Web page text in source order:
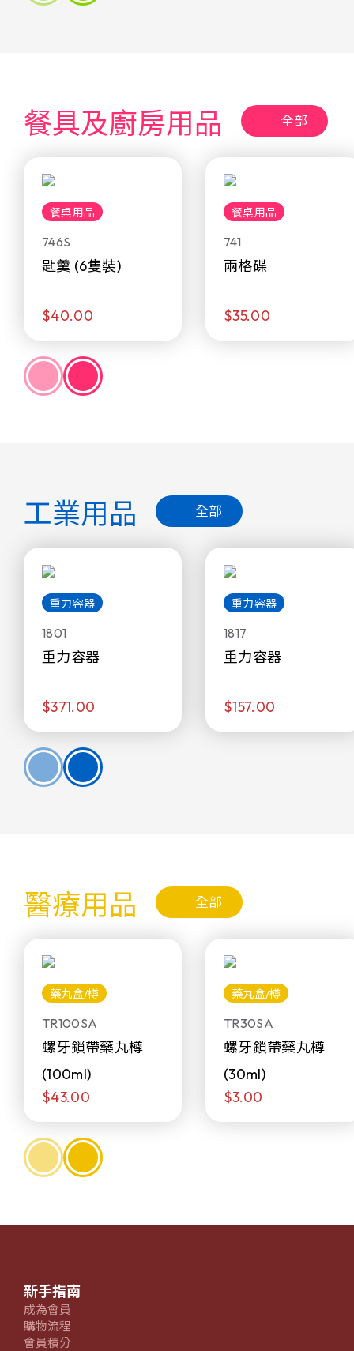
餐具及廚房用品 全部
餐桌用品
746S
匙羹 (6隻裝)
$40.00
餐桌用品
741
兩格碟
$35.00
工業用品 全部
重力容器
1801
重力容器
$371.00
重力容器
1817
重力容器
$157.00
醫療用品 全部
藥丸盒/樽
TR100SA
螺牙鎖帶藥丸樽
(100ml)
$43.00
藥丸盒/樽
TR30SA
螺牙鎖帶藥丸樽
(30ml)
$3.00
新手指南
成為會員
購物流程
會員積分